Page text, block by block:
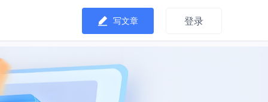
写文章 登录